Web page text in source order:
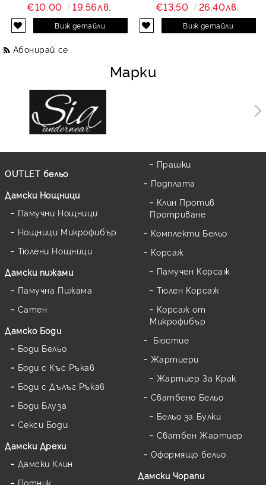
Charity
€10.00 19.56лв.
Виж детайли
и дантела Charity
€13.50 26.40лв.
Виж детайли
Абонирай се
Марки
OUTLET бельо
Дамски Нощници
Памучни Нощници
Нощници Микрофибър
Тюлени Нощници
Дамски пижами
Памучна Пижама
Сатен
Дамскo Боди
Боди Бельо
Боди с Къс Ръкав
Боди с Дълъг Ръкав
Боди Блуза
Секси Боди
Дамски Дрехи
Дамски Клин
Потник
Прашки
Подплата
Клин Против
Протриване
Комплекти Бельо
Корсаж
Памучен Корсаж
Тюлен Корсаж
Корсаж от
Микрофибър
Бюстие
Жартиери
Жартиер За Крак
Сватбено Бельо
Бельо за Булки
Сватбен Жартиер
Оформящо бельо
Дамски Чорапи